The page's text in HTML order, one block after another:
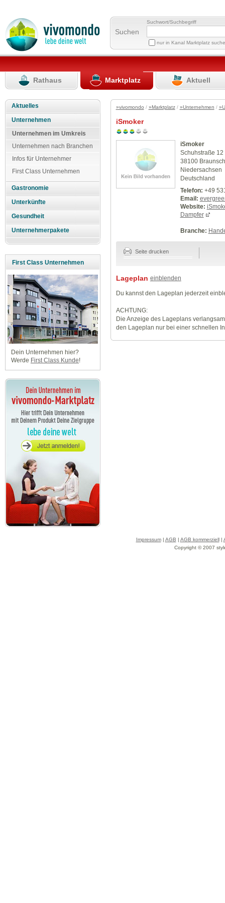
Suchen
Suchwort/Suchbegriff
nur in Kanal Marktplatz
Rathaus Marktplatz Aktuell
Aktuelles
Unternehmen
Unternehmen im Umkreis
Unternehmen nach Branchen
Infos für Unternehmer
First Class Unternehmen
Gastronomie
Unterkünfte
Gesundheit
Unternehmerpakete
First Class Unternehmen
Dein Unternehmen hier?
Werde First Class Kunde!
»vivomondo / »Marktplatz/ »Unternehmen /
iSmoker
iSmoker
Schuhstraße 12
38100
Niedersachsen
Deutschland
Telefon: +49
Email:
Website:
Dampfer
Branche:
Seite drucken
Lageplan einblenden
Du kannst den Lageplan jederzeit
ACHTUNG:
Die Anzeige des Lageplans
den Lageplan nur bei einer schnellen
Impressum| AGB | AGB kommerziell|
Copyright © 2007